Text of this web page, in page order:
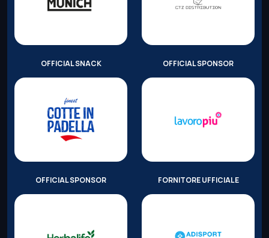
OFFICIAL SNACK OFFICIAL SPONSOR
OFFICIAL SPONSOR FORNITORE UFFICIALE